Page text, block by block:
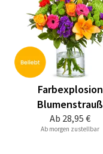
Ab 28,95 €
Farbexplosion
Blumenstrauß
Ab morgen zustellbar